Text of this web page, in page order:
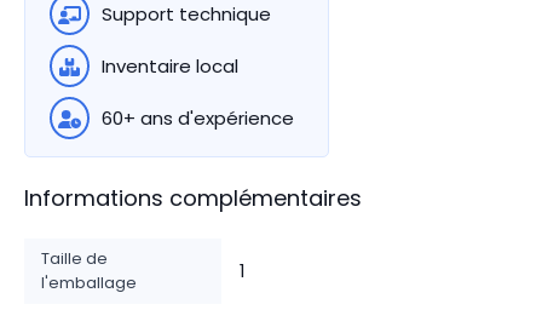
Support technique
Inventaire local
60+ ans d'expérience
Informations complémentaires
Taille de
l'emballage
1